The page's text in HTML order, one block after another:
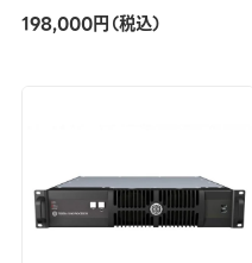
198,000円（税込）